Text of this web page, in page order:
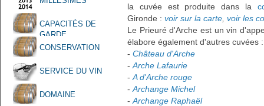
CAPACITÉS DE
GARDE
CONSERVATION
SERVICE DU VIN
DOMAINE
la cuvée est produite dans la
Gironde : voir sur la carte voir les
Le Prieuré d'Arche est un vin
élabore également d'autres cuvées :
- Château d'Arche
- Arche Lafaurie
- A d'Arche rouge
- Archange Michel
- Archange Raphaël